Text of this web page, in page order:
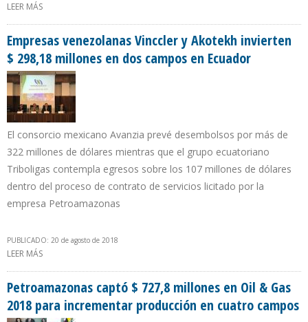
LEER MÁS
Empresas venezolanas Vinccler y Akotekh invierten
$ 298,18 millones en dos campos en Ecuador
El consorcio mexicano Avanzia prevé desembolsos por más de
322 millones de dólares mientras que el grupo ecuatoriano
Triboligas contempla egresos sobre los 107 millones de dólares
dentro del proceso de contrato de servicios licitado por la
empresa Petroamazonas
PUBLICADO: 20 de agosto de 2018
LEER MÁS
Petroamazonas captó $ 727,8 millones en Oil & Gas
2018 para incrementar producción en cuatro campos